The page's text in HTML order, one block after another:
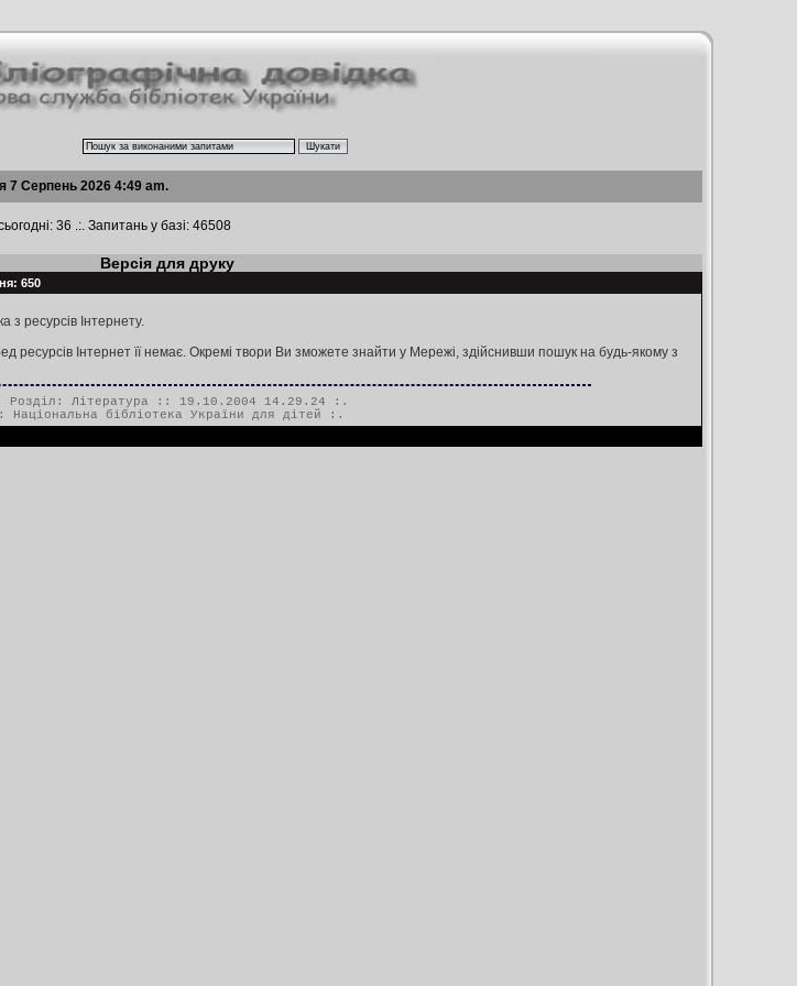
7 Серпень 2026 4:49 am.
36 .:. Запитань у базі: 46508
Версія для друку
650
з ресурсів Інтернету.
ресурсів Інтернет її немає. Окремі твори Ви зможете знайти у Мережі, здійснивши пошук на будь-якому з
Розділ: Література :: 19.10.2004 14.29.24 :.
Національна бібліотека України для дітей :.